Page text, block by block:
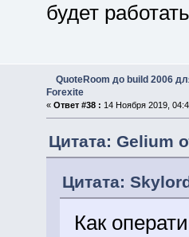
будет
QuoteRoom до build 2006
Forexite
« Ответ #38 : 14 Ноября 2019,
Цитата: Gelium
Цитата:
Как